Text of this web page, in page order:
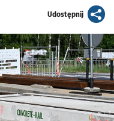
Udostępnijartykuł